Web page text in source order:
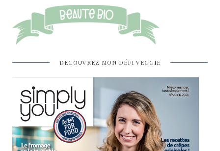
DÉCOUVREZ MON DÉFI VEGGIE